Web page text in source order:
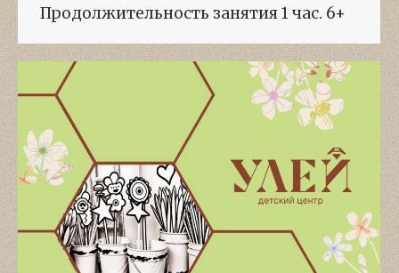
Продолжительность занятия 1 час. 6+